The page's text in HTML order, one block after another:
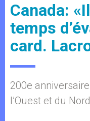
Canada:
temps
card.
200e
l’Ouest et du